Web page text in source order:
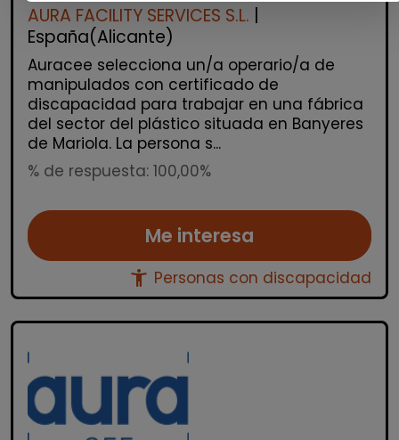
AURA FACILITY SERVICES S.L. |
España(Alicante)
Auracee selecciona un/a operario/a de
manipulados con certificado de
discapacidad para trabajar en una fábrica
del sector del plástico situada en Banyeres
de Mariola. La persona s...
% de respuesta: 100,00%
Me interesa
accessibility_new Personas con discapacidad